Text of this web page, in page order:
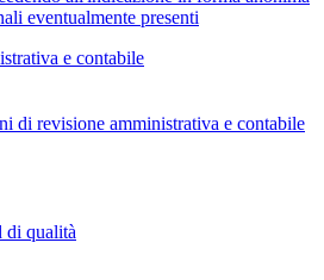
eventualmente presenti
e contabile
di revisione amministrativa e contabile
di qualità